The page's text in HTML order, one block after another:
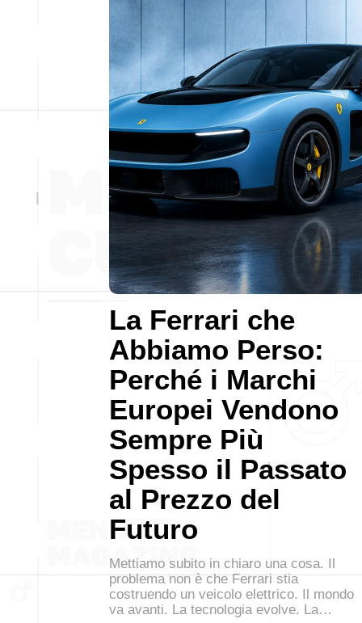
La Ferrari che
Abbiamo Perso:
Perché i Marchi
Europei Vendono
Sempre Più
Spesso il Passato
al Prezzo del
Futuro
Mettiamo subito in chiaro una cosa. Il
problema non è che Ferrari stia
costruendo un veicolo elettrico. Il mondo
va avanti. La tecnologia evolve. La…